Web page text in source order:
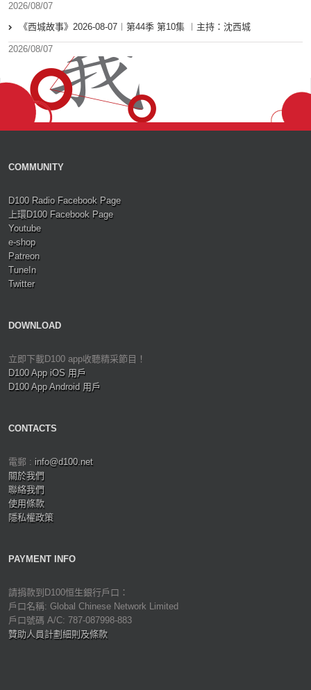
2026/08/07
《西城故事》2026-08-07︱第44季 第10集 ︱主持：沈西城
2026/08/07
COMMUNITY
D100 Radio Facebook Page
上環D100 Facebook Page
Youtube
e-shop
Patreon
TuneIn
Twitter
DOWNLOAD
立即下載D100 app收聽精采節目！
D100 App iOS 用戶
D100 App Android 用戶
CONTACTS
電郵 : info@d100.net
關於我們
聯絡我們
使用條款
隱私權政策
PAYMENT INFO
請捐款到D100恒生銀行戶口：
戶口名稱: Global Chinese Network Limited
戶口號碼 A/C: 787-087998-883
贊助人員計劃細則及條款